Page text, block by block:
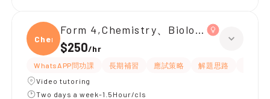
Chemi
Form 4,Chemistry、Biology
$250/hr
WhatsAPP問功課 長期補習 應試策略 解題思路
Video tutoring
Two days a week-1.5Hour/cls